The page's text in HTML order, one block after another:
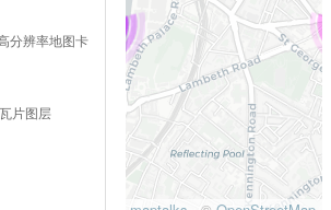
分辨率地图卡
片图层